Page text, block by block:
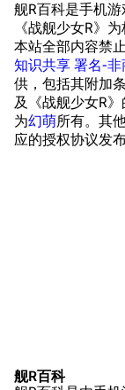
友情链接
舰少资料库
Shipbucket像素战
杜绝的行为
舰R百科是手机
《战舰少女R》
本站全部内容禁
知识共享 署名-
供，包括其附加
及《战舰少女R
为幻萌所有。其
应的授权协议发布
舰R百科